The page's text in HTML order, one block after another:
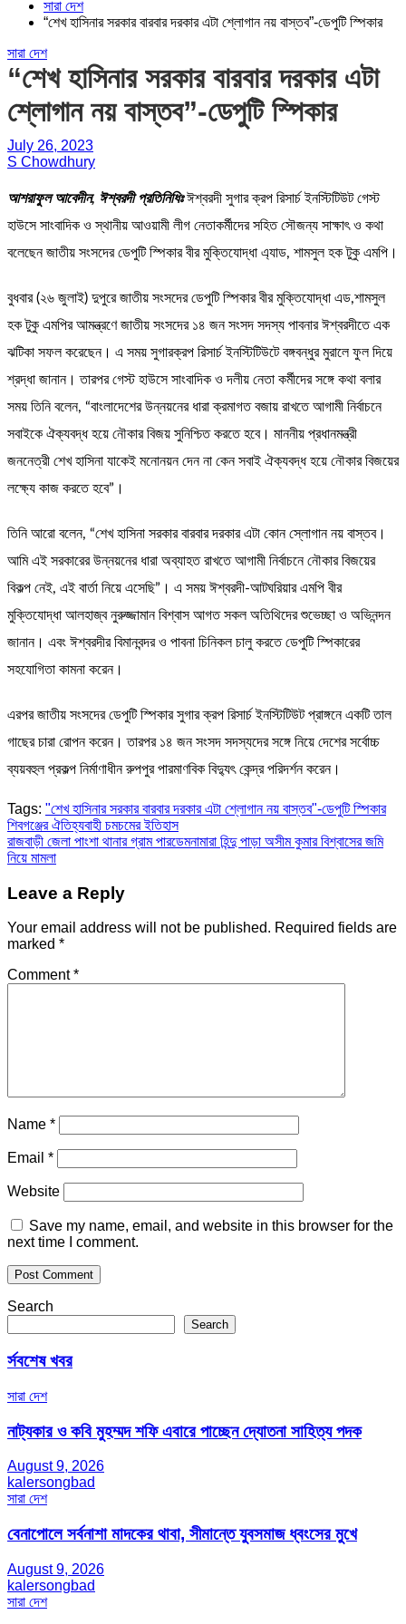
সারা দেশ
“শেখ হাসিনার সরকার বারবার দরকার এটা শ্লোগান নয় বাস্তব”-ডেপুটি স্পিকার
সারা দেশ
“শেখ হাসিনার সরকার বারবার দরকার এটা
শ্লোগান নয় বাস্তব”-ডেপুটি স্পিকার
July 26, 2023
S Chowdhury
আশরাফুল আবেদীন, ঈশ্বরদী প্রতিনিধিঃ ঈশ্বরদী সুগার ক্রপ রিসার্চ ইনস্টিটিউট গেস্ট
হাউসে সাংবাদিক ও স্থানীয় আওয়ামী লীগ নেতাকর্মীদের সহিত সৌজন্য সাক্ষাৎ ও কথা
বলেছেন জাতীয় সংসদের ডেপুটি স্পিকার বীর মুক্তিযোদ্ধা এ্যাড, শামসুল হক টুকু এমপি।
বুধবার (২৬ জুলাই) দুপুরে জাতীয় সংসদের ডেপুটি স্পিকার বীর মুক্তিযোদ্ধা এড,শামসুল
হক টুকু এমপির আমন্ত্রণে জাতীয় সংসদের ১৪ জন সংসদ সদস্য পাবনার ঈশ্বরদীতে এক
ঝটিকা সফল করেছেন। এ সময় সুগারক্রপ রিসার্চ ইনস্টিটিউটে বঙ্গবন্ধুর মুরালে ফুল দিয়ে
শ্রদ্ধা জানান। তারপর গেস্ট হাউসে সাংবাদিক ও দলীয় নেতা কর্মীদের সঙ্গে কথা বলার
সময় তিনি বলেন, “বাংলাদেশের উন্নয়নের ধারা ক্রমাগত বজায় রাখতে আগামী নির্বাচনে
সবাইকে ঐক্যবদ্ধ হয়ে নৌকার বিজয় সুনিশ্চিত করতে হবে। মাননীয় প্রধানমন্ত্রী
জননেত্রী শেখ হাসিনা যাকেই মনোনয়ন দেন না কেন সবাই ঐক্যবদ্ধ হয়ে নৌকার বিজয়ের
লক্ষ্যে কাজ করতে হবে”।
তিনি আরো বলেন, “শেখ হাসিনা সরকার বারবার দরকার এটা কোন স্লোগান নয় বাস্তব।
আমি এই সরকারের উন্নয়নের ধারা অব্যাহত রাখতে আগামী নির্বাচনে নৌকার বিজয়ের
বিকল্প নেই, এই বার্তা নিয়ে এসেছি”। এ সময় ঈশ্বরদী-আটঘরিয়ার এমপি বীর
মুক্তিযোদ্ধা আলহাজ্ব নুরুজ্জামান বিশ্বাস আগত সকল অতিথিদের শুভেচ্ছা ও অভিনন্দন
জানান। এবং ঈশ্বরদীর বিমানবন্দর ও পাবনা চিনিকল চালু করতে ডেপুটি স্পিকারের
সহযোগিতা কামনা করেন।
এরপর জাতীয় সংসদের ডেপুটি স্পিকার সুগার ক্রপ রিসার্চ ইনস্টিটিউট প্রাঙ্গনে একটি তাল
গাছের চারা রোপন করেন। তারপর ১৪ জন সংসদ সদস্যদের সঙ্গে নিয়ে দেশের সর্বোচ্চ
ব্যয়বহুল প্রকল্প নির্মাণাধীন রুপপুর পারমাণবিক বিদ্যুৎ কেন্দ্র পরিদর্শন করেন।
Tags: "শেখ হাসিনার সরকার বারবার দরকার এটা শ্লোগান নয় বাস্তব"-ডেপুটি স্পিকার
Post
navigation
শিবগঞ্জের ঐতিহ্যবাহী চমচমের ইতিহাস
রাজবাড়ী জেলা পাংশা থানার গ্রাম পারডেমনামারা হিন্দু পাড়া অসীম কুমার বিশ্বাসের জমি
নিয়ে মামলা
Leave a Reply
Your email address will not be published. Required fields are
marked *
Comment*
Name *
Email *
Website
Save my name, email, and website in this browser for the
next time I comment.
Search
Search
র্সবশেষ খবর
সারা দেশ
নাট্যকার ও কবি মুহম্মদ শফি এবারে পাচ্ছেন দ্যোতনা সাহিত্য পদক
August 9, 2026
kalersongbad
সারা দেশ
বেনাপোলে সর্বনাশা মাদকের থাবা, সীমান্তে যুবসমাজ ধ্বংসের মুখে
August 9, 2026
kalersongbad
সারা দেশ